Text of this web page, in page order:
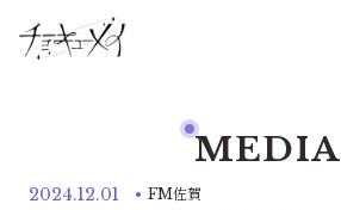
MEDIA
2024.12.01 FM佐賀